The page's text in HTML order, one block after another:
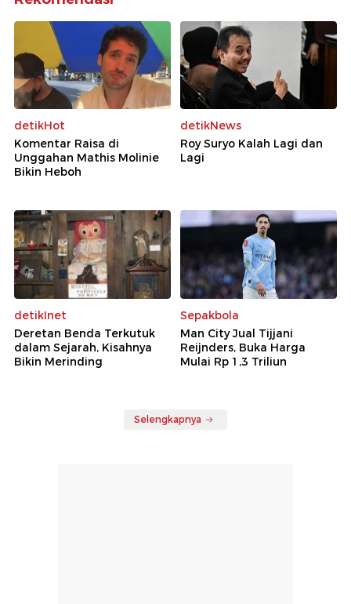
detikHot
Komentar Raisa di
Unggahan Mathis Molinie
Bikin Heboh
detikNews
Roy Suryo Kalah Lagi dan
Lagi
detikInet
Deretan Benda Terkutuk
dalam Sejarah, Kisahnya
Bikin Merinding
Sepakbola
Man City Jual Tijjani
Reijnders, Buka Harga
Mulai Rp 1,3 Triliun
Selengkapnya